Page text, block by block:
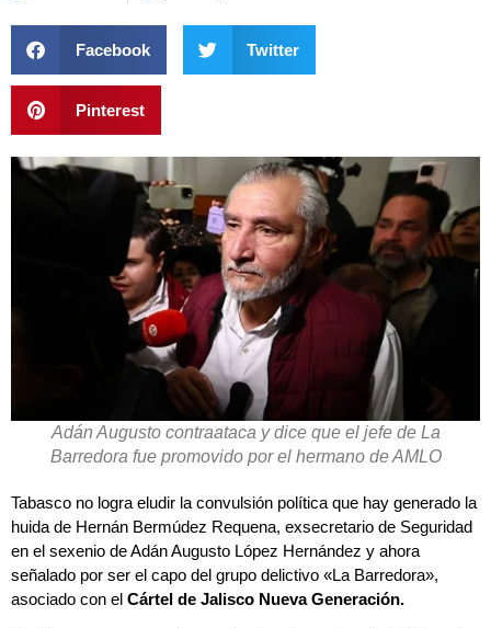
Facebook Twitter
Pinterest
Adán Augusto contraataca y dice que el jefe de La
Barredora fue promovido por el hermano de AMLO
Tabasco no logra eludir la convulsión política que hay generado la
huida de Hernán Bermúdez Requena, exsecretario de Seguridad
en el sexenio de Adán Augusto López Hernández y ahora
señalado por ser el capo del grupo delictivo «La Barredora»,
asociado con el Cártel de Jalisco Nueva Generación.